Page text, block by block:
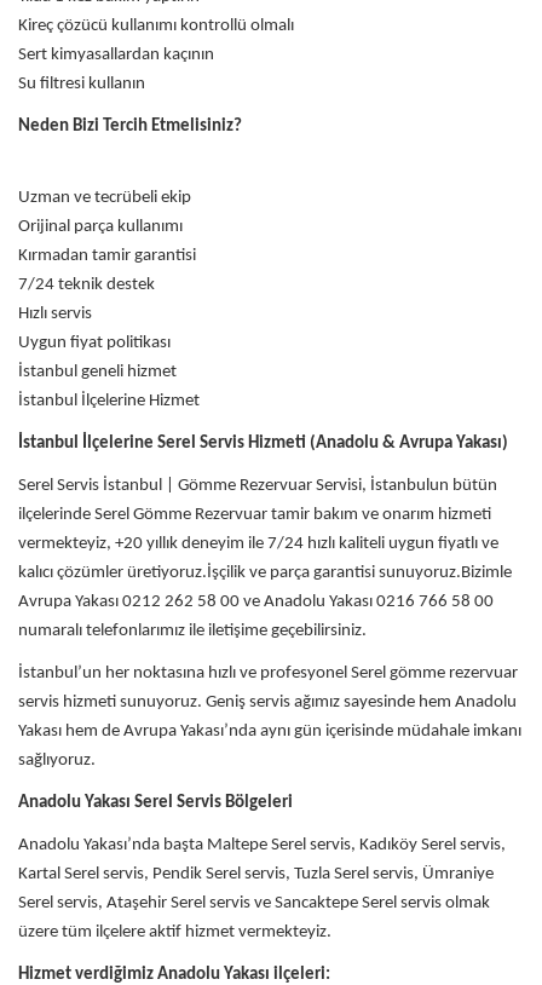
Kireç çözücü kullanımı kontrollü olmalı
Sert kimyasallardan kaçının
Su filtresi kullanın
Neden Bizi Tercih Etmelisiniz?
Uzman ve tecrübeli ekip
Orijinal parça kullanımı
Kırmadan tamir garantisi
7/24 teknik destek
Hızlı servis
Uygun fiyat politikası
İstanbul geneli hizmet
İstanbul İlçelerine Hizmet
İstanbul İlçelerine Serel Servis Hizmeti (Anadolu & Avrupa Yakası)
Serel Servis İstanbul | Gömme Rezervuar Servisi, İstanbulun bütün
ilçelerinde Serel Gömme Rezervuar tamir bakım ve onarım hizmeti
vermekteyiz, +20 yıllık deneyim ile 7/24 hızlı kaliteli uygun fiyatlı ve
kalıcı çözümler üretiyoruz.İşçilik ve parça garantisi sunuyoruz.Bizimle
Avrupa Yakası 0212 262 58 00 ve Anadolu Yakası 0216 766 58 00
numaralı telefonlarımız ile iletişime geçebilirsiniz.
İstanbul’un her noktasına hızlı ve profesyonel Serel gömme rezervuar
servis hizmeti sunuyoruz. Geniş servis ağımız sayesinde hem Anadolu
Yakası hem de Avrupa Yakası’nda aynı gün içerisinde müdahale imkanı
sağlıyoruz.
Anadolu Yakası Serel Servis Bölgeleri
Anadolu Yakası’nda başta Maltepe Serel servis, Kadıköy Serel servis,
Kartal Serel servis, Pendik Serel servis, Tuzla Serel servis, Ümraniye
Serel servis, Ataşehir Serel servis ve Sancaktepe Serel servis olmak
üzere tüm ilçelere aktif hizmet vermekteyiz.
Hizmet verdiğimiz Anadolu Yakası ilçeleri: